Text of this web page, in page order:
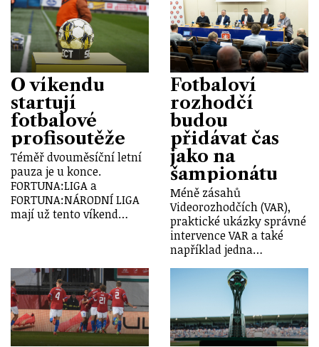
O víkendu
startují
fotbalové
profisoutěže
Téměř dvouměsíční letní
pauza je u konce.
FORTUNA:LIGA a
FORTUNA:NÁRODNÍ LIGA
mají už tento víkend…
Fotbaloví
rozhodčí
budou
přidávat čas
jako na
šampionátu
Méně zásahů
Videorozhodčích (VAR),
praktické ukázky správné
intervence VAR a také
například jedna…